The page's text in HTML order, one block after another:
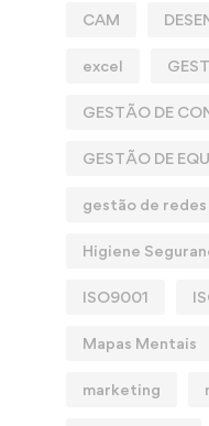
CAM
excel
GESTÃO DE
GESTÃO DE
gestão de redes
Higiene
ISO9001
Mapas Mentais
marketing